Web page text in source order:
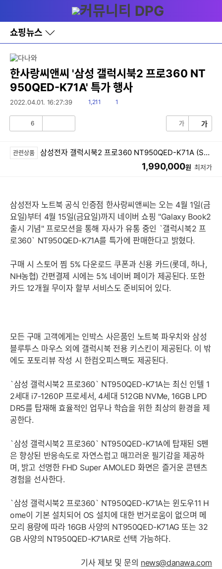
와
홈
쇼핑뉴스
바
로
레
이
어
토
한사랑씨앤씨 '삼성 갤럭시북2 프로360 NT
950QED-K71A' 특가 행사
2022.04.01. 16:27:39
읽
1,211
댓1
6 가 가
관련상품 삼성전자 갤럭시북2 프로360 NT950QED-K71A (SSD 512GB)
1,990,000원 최저가
삼성전자 노트북 공식 인증점 한사랑씨앤씨는 오는 4월 1일(금
요일)부터 4월 15일(금요일)까지 네이버 쇼핑 "Galaxy Book2
출시 기념" 프로모션을 통해 자사가 유통 중인 `갤럭시북2 프
로360` NT950QED-K71A를 특가에 판매한다고 밝혔다.
구매 시 스토어 찜 5% 다운로드 쿠폰과 신용 카드(롯데, 하나,
NH농협) 간편결제 시에는 5% 네이버 페이가 제공된다. 또한
카드 12개월 무이자 할부 서비스도 준비되어 있다.
모든 구매 고객에게는 인박스 사은품인 노트북 파우치와 삼성
블루투스 마우스 외에 갤럭시북 전용 키스킨이 제공된다. 이 밖
에도 포토리뷰 작성 시 한컴오피스팩도 제공된다.
`삼성 갤럭시북2 프로360` NT950QED-K71A는 최신 인텔 1
2세대 i7-1260P 프로세서, 4세대 512GB NVMe, 16GB LPD
DR5를 탑재해 효율적인 업무나 학습을 위한 최상의 환경을 제
공한다.
`삼성 갤럭시북2 프로360` NT950QED-K71A에 탑재된 S펜
은 향상된 반응속도로 자연스럽고 매끄러운 필기감을 제공하
며, 밝고 선명한 FHD Super AMOLED 화면은 즐거운 콘텐츠
경험을 선사한다.
`삼성 갤럭시북2 프로360` NT950QED-K71A는 윈도우11 H
ome이 기본 설치되어 OS 설치에 대한 번거로움이 없으며 메
모리 용량에 따라 16GB 사양의 NT950QED-K71AG 또는 32
GB 사양의 NT950QED-K71AR로 선택 가능하다.
기사 제보 및 문의 news@danawa.com